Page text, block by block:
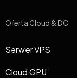
Oferta Cloud & DC
Serwer VPS
Cloud GPU